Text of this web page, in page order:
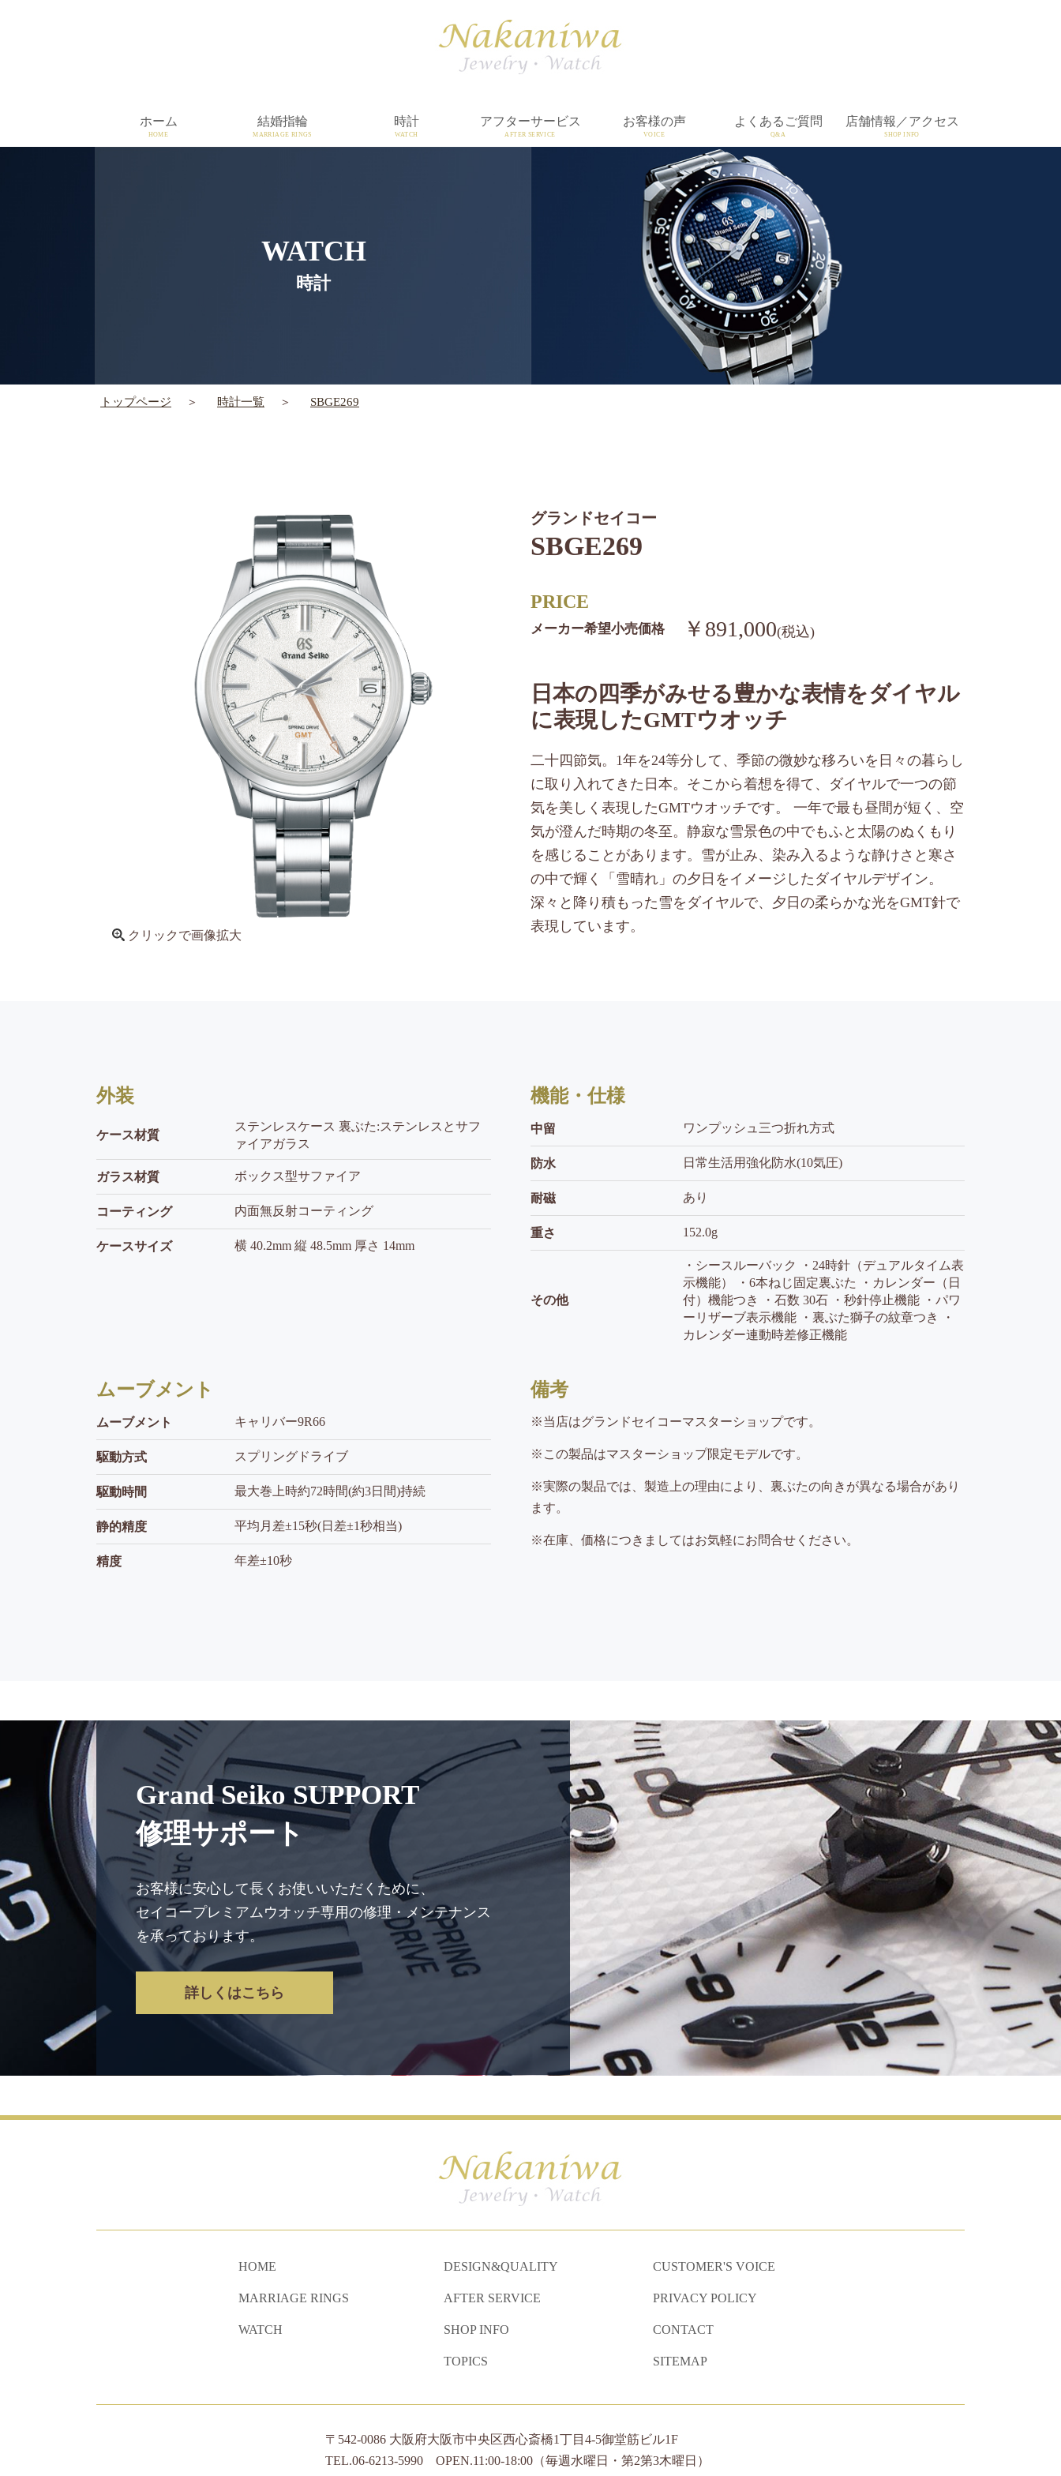
ホーム
HOME
結婚指輪
MARRIAGE RINGS
時計
WATCH
アフターサービス
AFTER SERVICE
お客様の声
VOICE
よくあるご質問
Q&A
店舗情報／アクセス
SHOP INFO
WATCH
時計
トップページ 時計一覧 SBGE269
クリックで画像拡大
グランドセイコー
SBGE269
PRICE
メーカー希望小売価格 ￥891,000(税込)
日本の四季がみせる豊かな表情をダイヤル
に表現したGMTウオッチ
二十四節気。1年を24等分して、季節の微妙な移ろいを日々の暮らし
に取り入れてきた日本。そこから着想を得て、ダイヤルで一つの節
気を美しく表現したGMTウオッチです。 一年で最も昼間が短く、空
気が澄んだ時期の冬至。静寂な雪景色の中でもふと太陽のぬくもり
を感じることがあります。雪が止み、染み入るような静けさと寒さ
の中で輝く「雪晴れ」の夕日をイメージしたダイヤルデザイン。
深々と降り積もった雪をダイヤルで、夕日の柔らかな光をGMT針で
表現しています。
外装
ケース材質
ステンレスケース 裏ぶた:ステンレスとサフ
ァイアガラス
ガラス材質 ボックス型サファイア
コーティング 内面無反射コーティング
ケースサイズ 横 40.2mm 縦 48.5mm 厚さ 14mm
機能・仕様
中留 ワンプッシュ三つ折れ方式
防水 日常生活用強化防水(10気圧)
耐磁 あり
重さ 152.0g
その他
・シースルーバック ・24時針（デュアルタイム表
示機能） ・6本ねじ固定裏ぶた ・カレンダー（日
付）機能つき ・石数 30石 ・秒針停止機能 ・パワ
ーリザーブ表示機能 ・裏ぶた獅子の紋章つき ・
カレンダー連動時差修正機能
ムーブメント
ムーブメント キャリバー9R66
駆動方式 スプリングドライブ
駆動時間 最大巻上時約72時間(約3日間)持続
静的精度 平均月差±15秒(日差±1秒相当)
精度 年差±10秒
備考
※当店はグランドセイコーマスターショップです。
※この製品はマスターショップ限定モデルです。
※実際の製品では、製造上の理由により、裏ぶたの向きが異なる場合があり
ます。
※在庫、価格につきましてはお気軽にお問合せください。
Grand Seiko SUPPORT
修理サポート
お客様に安心して長くお使いいただくために、
セイコープレミアムウオッチ専用の修理・メンテナンス
を承っております。
詳しくはこちら
HOME
MARRIAGE RINGS
WATCH
DESIGN&QUALITY
AFTER SERVICE
SHOP INFO
TOPICS
CUSTOMER'S VOICE
PRIVACY POLICY
CONTACT
SITEMAP
〒542-0086 大阪府大阪市中央区西心斎橋1丁目4-5御堂筋ビル1F
TEL.06-6213-5990 OPEN.11:00-18:00（毎週水曜日・第2第3木曜日）